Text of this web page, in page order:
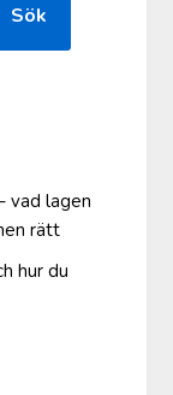
Sök
vad lagen
rätt
hur du